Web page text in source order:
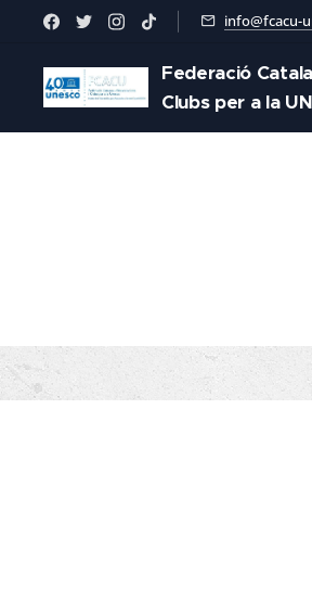
info@fcacu-
Federació
Clubs per a la